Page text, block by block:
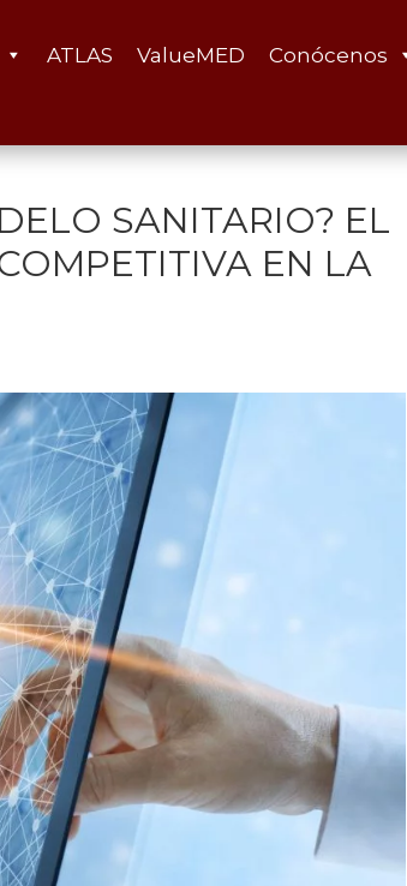
ATLAS ValueMED
Conócenos
SANITARIO? EL
EN LA